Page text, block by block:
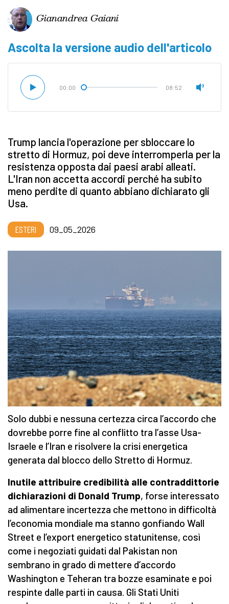
Gianandrea Gaiani
Ascolta la versione audio dell'articolo
00:00 08:52
Trump lancia l'operazione per sbloccare lo
stretto di Hormuz, poi deve interromperla per la
resistenza opposta dai paesi arabi alleati.
L'Iran non accetta accordi perché ha subito
meno perdite di quanto abbiano dichiarato gli
Usa.
ESTERI 09_05_2026
Solo dubbi e nessuna certezza circa l’accordo che
dovrebbe porre fine al conflitto tra l’asse Usa-
Israele e l’Iran e risolvere la crisi energetica
generata dal blocco dello Stretto di Hormuz.
Inutile attribuire credibilità alle contraddittorie
dichiarazioni di Donald Trump, forse interessato
ad alimentare incertezza che mettono in difficoltà
l’economia mondiale ma stanno gonfiando Wall
Street e l’export energetico statunitense, così
come i negoziati guidati dal Pakistan non
sembrano in grado di mettere d’accordo
Washington e Teheran tra bozze esaminate e poi
respinte dalle parti in causa. Gli Stati Uniti